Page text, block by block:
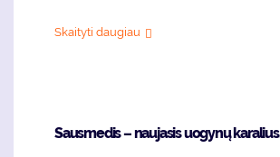
Skaityti daugiau
Sausmedis – naujasis uogynų